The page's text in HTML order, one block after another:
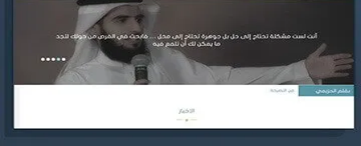
موقع ياسر بن بدر الحزيمي
التفاصيل